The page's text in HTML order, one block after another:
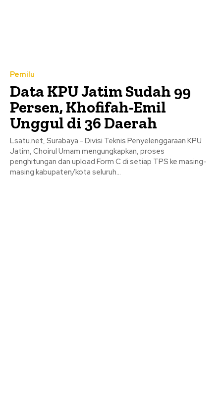
Pemilu
Data KPU Jatim Sudah 99
Persen, Khofifah-Emil
Unggul di 36 Daerah
Lsatu.net, Surabaya - Divisi Teknis Penyelenggaraan KPU
Jatim, Choirul Umam mengungkapkan, proses
penghitungan dan upload Form C di setiap TPS ke masing-
masing kabupaten/kota seluruh...